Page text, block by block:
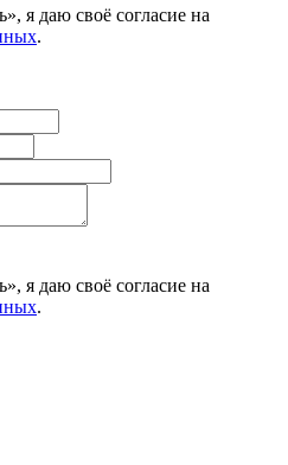
я даю своё согласие на
.
я даю своё согласие на
.